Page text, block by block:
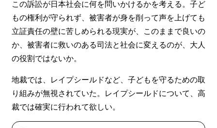
この訴訟が日本社会に何を問いかけるかを考える。子ど
もの権利が守られず、被害者が身を削って声を上げても
立証責任の壁に苦しめられる現実が、このままで良いの
か、被害者に救いのある司法と社会に変えるのが、大人
の役割ではないか。
地裁では、レイプシールドなど、子どもを守るための取
り組みが無視されていた。レイプシールドについて、高
裁では確実に行われて欲しい。